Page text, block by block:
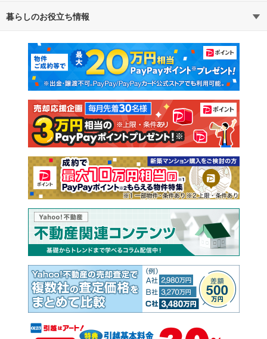
通勤・通学時間から探す
不動産・住宅
新築マンション 中古マンション
新築一戸建て 中古一戸建て
注文住宅 土地
売却査定
暮らしのお役立ち情報
マンションカタログ 教えて！住まいの先生